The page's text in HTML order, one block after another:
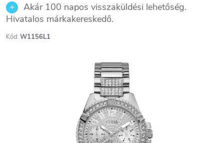
Akár 100 napos visszaküldési lehetőség.
Hivatalos márkakereskedő.
Kód: W1156L1